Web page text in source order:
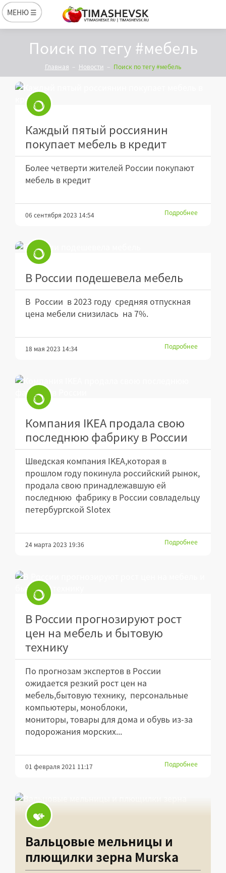
МЕНЮ ☰
Поиск по тегу #мебель
Главная Новости Поиск по тегу #мебель
Каждый пятый россиянин
покупает мебель в кредит
Более четверти жителей России покупают
мебель в кредит
06 сентября 2023 14:54 Подробнее
В России подешевела мебель
В России в 2023 году средняя отпускная
цена мебели снизилась на 7%.
18 мая 2023 14:34 Подробнее
Компания IKEA продала свою
последнюю фабрику в России
Шведская компания IKEA,которая в
прошлом году покинула российский рынок,
продала свою принадлежавшую ей
последнюю фабрику в России совладельцу
петербургской Slotex
24 марта 2023 19:36 Подробнее
В России прогнозируют рост
цен на мебель и бытовую
технику
По прогнозам экспертов в России
ожидается резкий рост цен на
мебель,бытовую технику, персональные
компьютеры, моноблоки,
мониторы, товары для дома и обувь из-за
подорожания морских...
01 февраля 2021 11:17 Подробнее
Вальцовые мельницы и
плющилки зерна Murska